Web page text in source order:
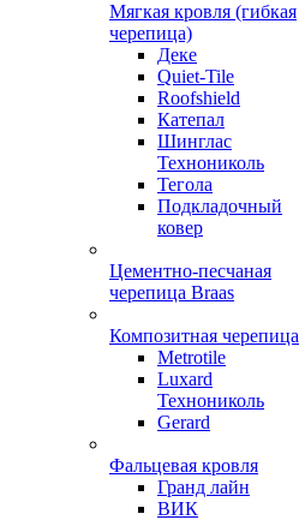
Мягкая кровля (гибкая
черепица)
Деке
Quiet-Tile
Roofshield
Катепал
Шинглас
Технониколь
Тегола
Подкладочный
ковер
Цементно-песчаная
черепица Braas
Композитная черепица
Metrotile
Luxard
Технониколь
Gerard
Фальцевая кровля
Гранд лайн
ВИК